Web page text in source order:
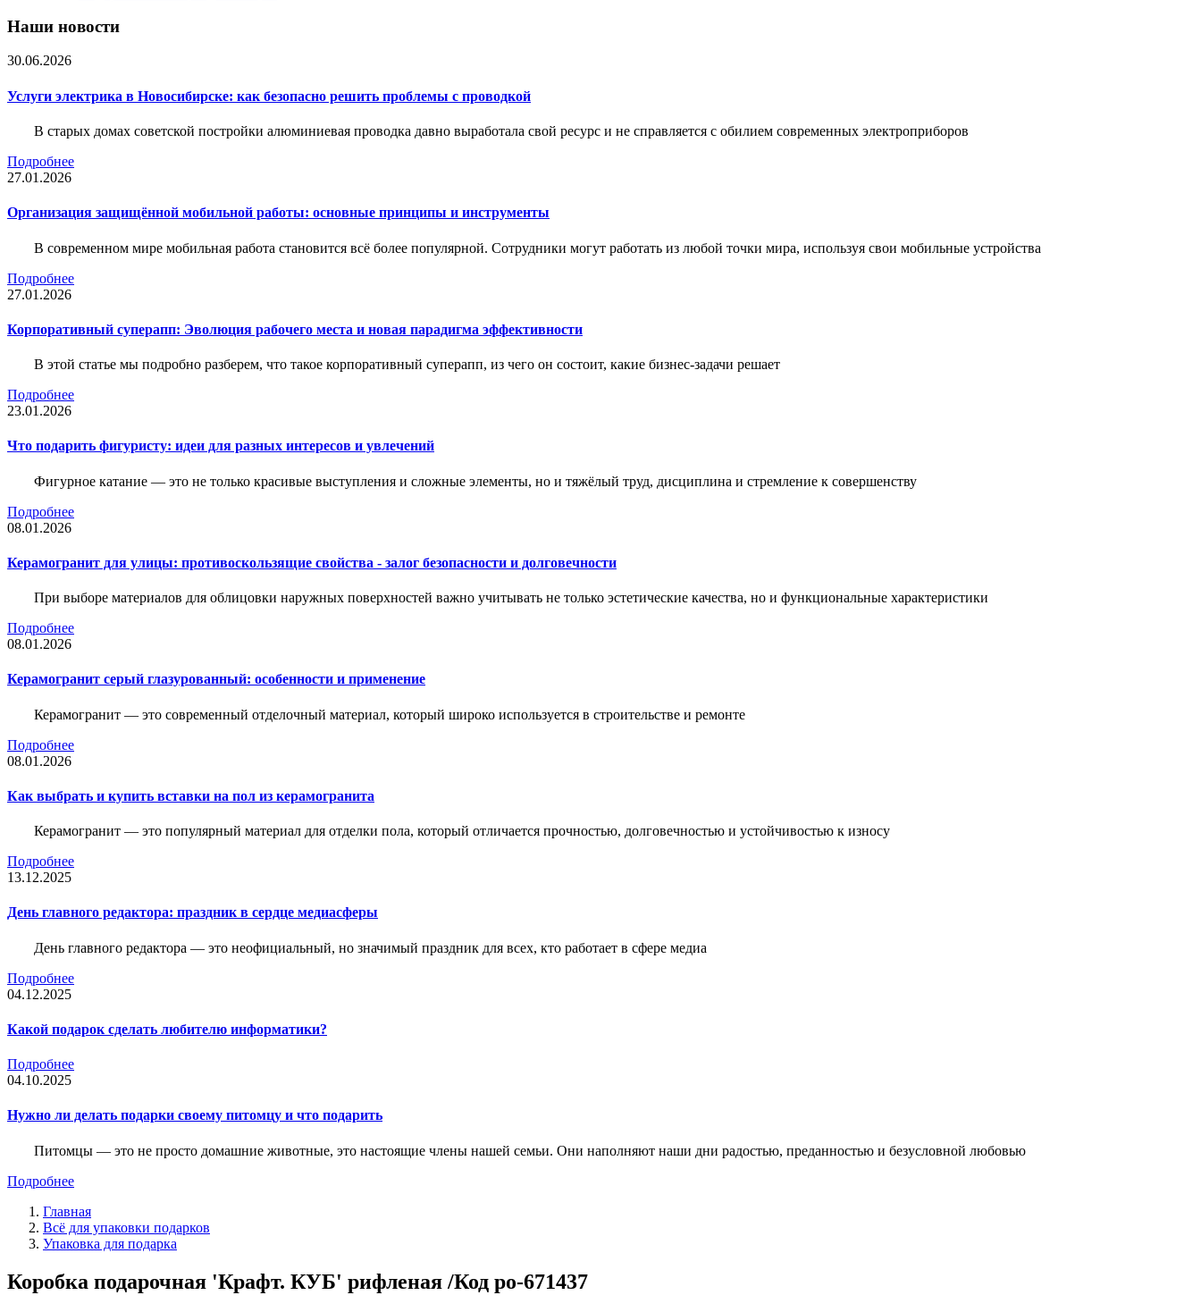
Наши новости
30.06.2026
Услуги электрика в Новосибирске: как безопасно решить проблемы с проводкой
В старых домах советской постройки алюминиевая проводка давно выработала свой ресурс и не справляется с обилием современных электроприборов
Подробнее
27.01.2026
Организация защищённой мобильной работы: основные принципы и инструменты
В современном мире мобильная работа становится всё более популярной. Сотрудники могут работать из любой точки мира, используя свои мобильные устройства
Подробнее
27.01.2026
Корпоративный суперапп: Эволюция рабочего места и новая парадигма эффективности
В этой статье мы подробно разберем, что такое корпоративный суперапп, из чего он состоит, какие бизнес-задачи решает
Подробнее
23.01.2026
Что подарить фигуристу: идеи для разных интересов и увлечений
Фигурное катание — это не только красивые выступления и сложные элементы, но и тяжёлый труд, дисциплина и стремление к совершенству
Подробнее
08.01.2026
Керамогранит для улицы: противоскользящие свойства - залог безопасности и долговечности
При выборе материалов для облицовки наружных поверхностей важно учитывать не только эстетические качества, но и функциональные характеристики
Подробнее
08.01.2026
Керамогранит серый глазурованный: особенности и применение
Керамогранит — это современный отделочный материал, который широко используется в строительстве и ремонте
Подробнее
08.01.2026
Как выбрать и купить вставки на пол из керамогранита
Керамогранит — это популярный материал для отделки пола, который отличается прочностью, долговечностью и устойчивостью к износу
Подробнее
13.12.2025
День главного редактора: праздник в сердце медиасферы
День главного редактора — это неофициальный, но значимый праздник для всех, кто работает в сфере медиа
Подробнее
04.12.2025
Какой подарок сделать любителю информатики?
Подробнее
04.10.2025
Нужно ли делать подарки своему питомцу и что подарить
Питомцы — это не просто домашние животные, это настоящие члены нашей семьи. Они наполняют наши дни радостью, преданностью и безусловной любовью
Подробнее
Главная
Всё для упаковки подарков
Упаковка для подарка
Коробка подарочная 'Крафт. КУБ' рифленая /Код po-671437